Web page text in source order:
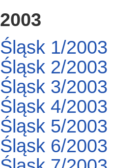
2003
Śląsk 1/2003
Śląsk 2/2003
Śląsk 3/2003
Śląsk 4/2003
Śląsk 5/2003
Śląsk 6/2003